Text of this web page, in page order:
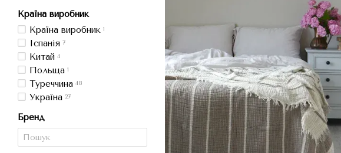
Країна виробник
Країна виробник 1
Іспанія 7
Китай 4
Польща 1
Туреччина 48
Україна 27
Бренд